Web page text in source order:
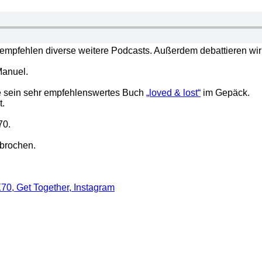
diverse weitere Podcasts. Außerdem debattieren
sehr empfehlenswertes Buch „loved & lost“ im Gepäck.
Get Together, Instagram